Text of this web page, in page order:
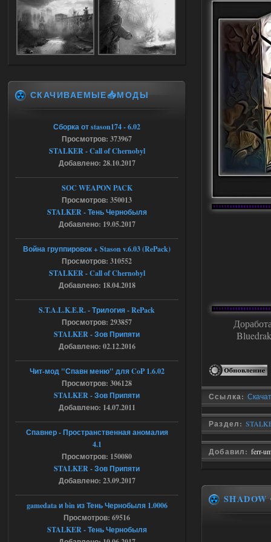
Ссылка:
Раздел:
Добавил: ferr-
SHADOW
Объединенный Пак 2 + OGSR +
STCoP WP 3.4
17:19
Stalker-Mods-Clan-su
Ответить ➤
04.08.2026
Объединенный Пак 2 + OGSR +
STCoP WP 3.4
Stalker-Mods-Clan-su
Доступно только для пользователей
Ответить ➤
04.08.2026
Объединенный Пак 2 + OGSR +
STCoP WP 3.4
16:48
Stalker-Mods-Clan-su
Доступно только для пользователей
Объединенный Пак 2 + OGSR +
STCoP WP 3.4
andreyforest1993
вот ещё этот же трелер с
вашего сайта, https://stalker-
mods.su/news/op_2_ogsr_stcop_wp_3_4
_trejler_2022/2022-11-30-6818
Объединенный Пак 2 + OGSR +
STCoP WP 3.4
15:03
andreyforest1993
это и есть эта версия мода
Объединенный Пак 2 + OGSR
+ STCoP WP 3.4, только нет ни каких
СКАЧИВАЕМЫЕ📥МОДЫ
Сборка от stason174 - 6.02
Просмотров: 373967
STALKER - Call of Chernobyl
Добавлено: 28.10.2017
SOC WEAPON PACK
Просмотров: 350013
STALKER - Тень Чернобыля
Добавлено: 19.05.2017
Война группировок + Stason v.6.03 (RePack)
Просмотров: 310552
STALKER - Call of Chernobyl
Добавлено: 18.04.2018
S.T.A.L.K.E.R. - Трилогия - RePack
Просмотров: 293857
STALKER - Зов Припяти
Добавлено: 02.12.2016
Чит-мод "Спавн меню" для CoP 1.6.02
Просмотров: 306128
STALKER - Зов Припяти
Добавлено: 14.07.2011
Спавнер - Пространственная аномалия
4.1
Просмотров: 150080
STALKER - Зов Припяти
Добавлено: 23.09.2017
gamedata и bin из Тень Чернобыля 1.0006
Просмотров: 69516
STALKER - Тень Чернобыля